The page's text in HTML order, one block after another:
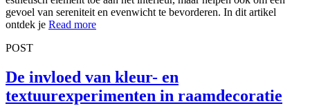
gevoel van sereniteit en evenwicht te bevorderen. In dit artikel
ontdek je Read more
POST
De invloed van kleur- en
textuurexperimenten in raamdecoratie